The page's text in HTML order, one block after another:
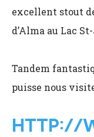
excellent stout
d’Alma au Lac
Tandem
puisse nous
HTTP://